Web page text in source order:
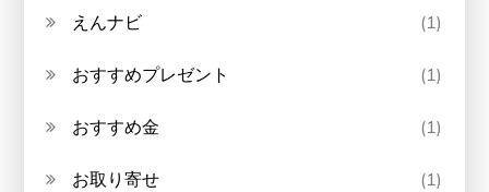
えんナビ (1)
おすすめプレゼント (1)
おすすめ金 (1)
お取り寄せ (1)